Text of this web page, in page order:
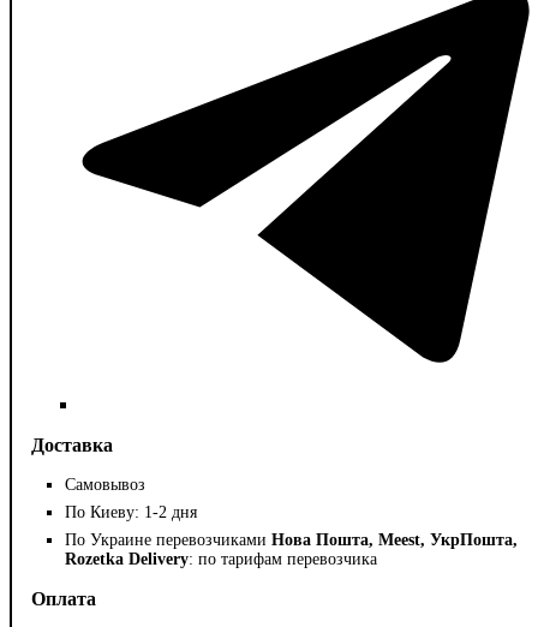
Доставка
Самовывоз
По Киеву: 1-2 дня
По Украине перевозчиками Нова Пошта, Meest, УкрПошта,
Rozetka Delivery: по тарифам перевозчика
Оплата